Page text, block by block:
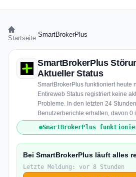
Startseite SmartBrokerPlus
SmartBrokerPlus
Aktueller Status
SmartBrokerPlus funktioniert heute
Entireweb Status registriert keine
Probleme. In den letzten 24
Benutzerberichte erhalten, davon 0
SmartBrokerPlus
Bei SmartBrokerPlus läuft alles
Letzte Meldung: vor 8 Stunden